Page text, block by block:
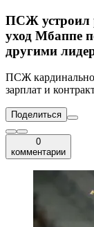
ПСЖ устроил
уход Мбаппе
другими
ПСЖ кардинально
зарплат и
Поделиться
0
комментарии